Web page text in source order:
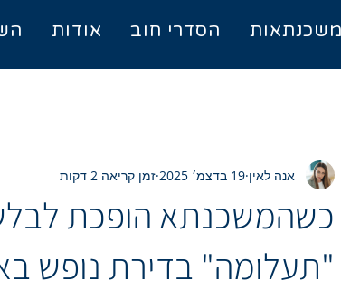
משכנתאות הסדרי חוב אודות
כשהמשכנתא הופכת
"תעלומה" בדירת נופש
אנה לאין 19 בדצמ׳ 2025 זמן קריאה 2 דקות